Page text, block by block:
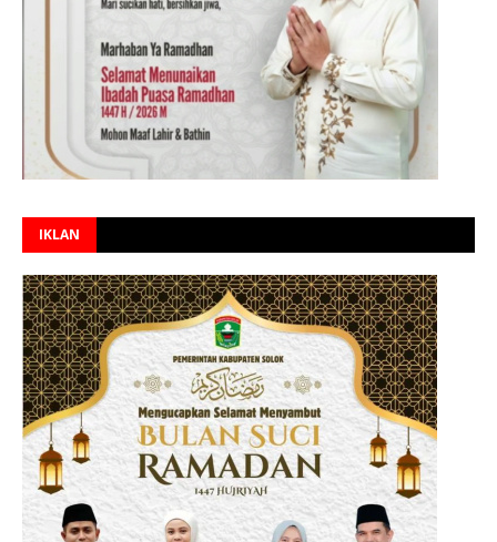
IKLAN